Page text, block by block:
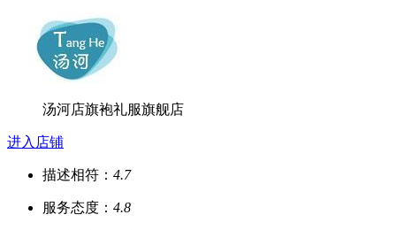
汤河店旗袍礼服旗舰店
进入店铺
描述相符： 4.7
服务态度： 4.8